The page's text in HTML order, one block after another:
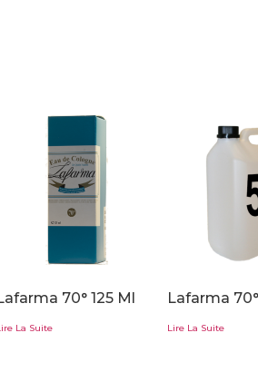
70° 125 Ml
La Suite
Lafarma
Lire La Suite